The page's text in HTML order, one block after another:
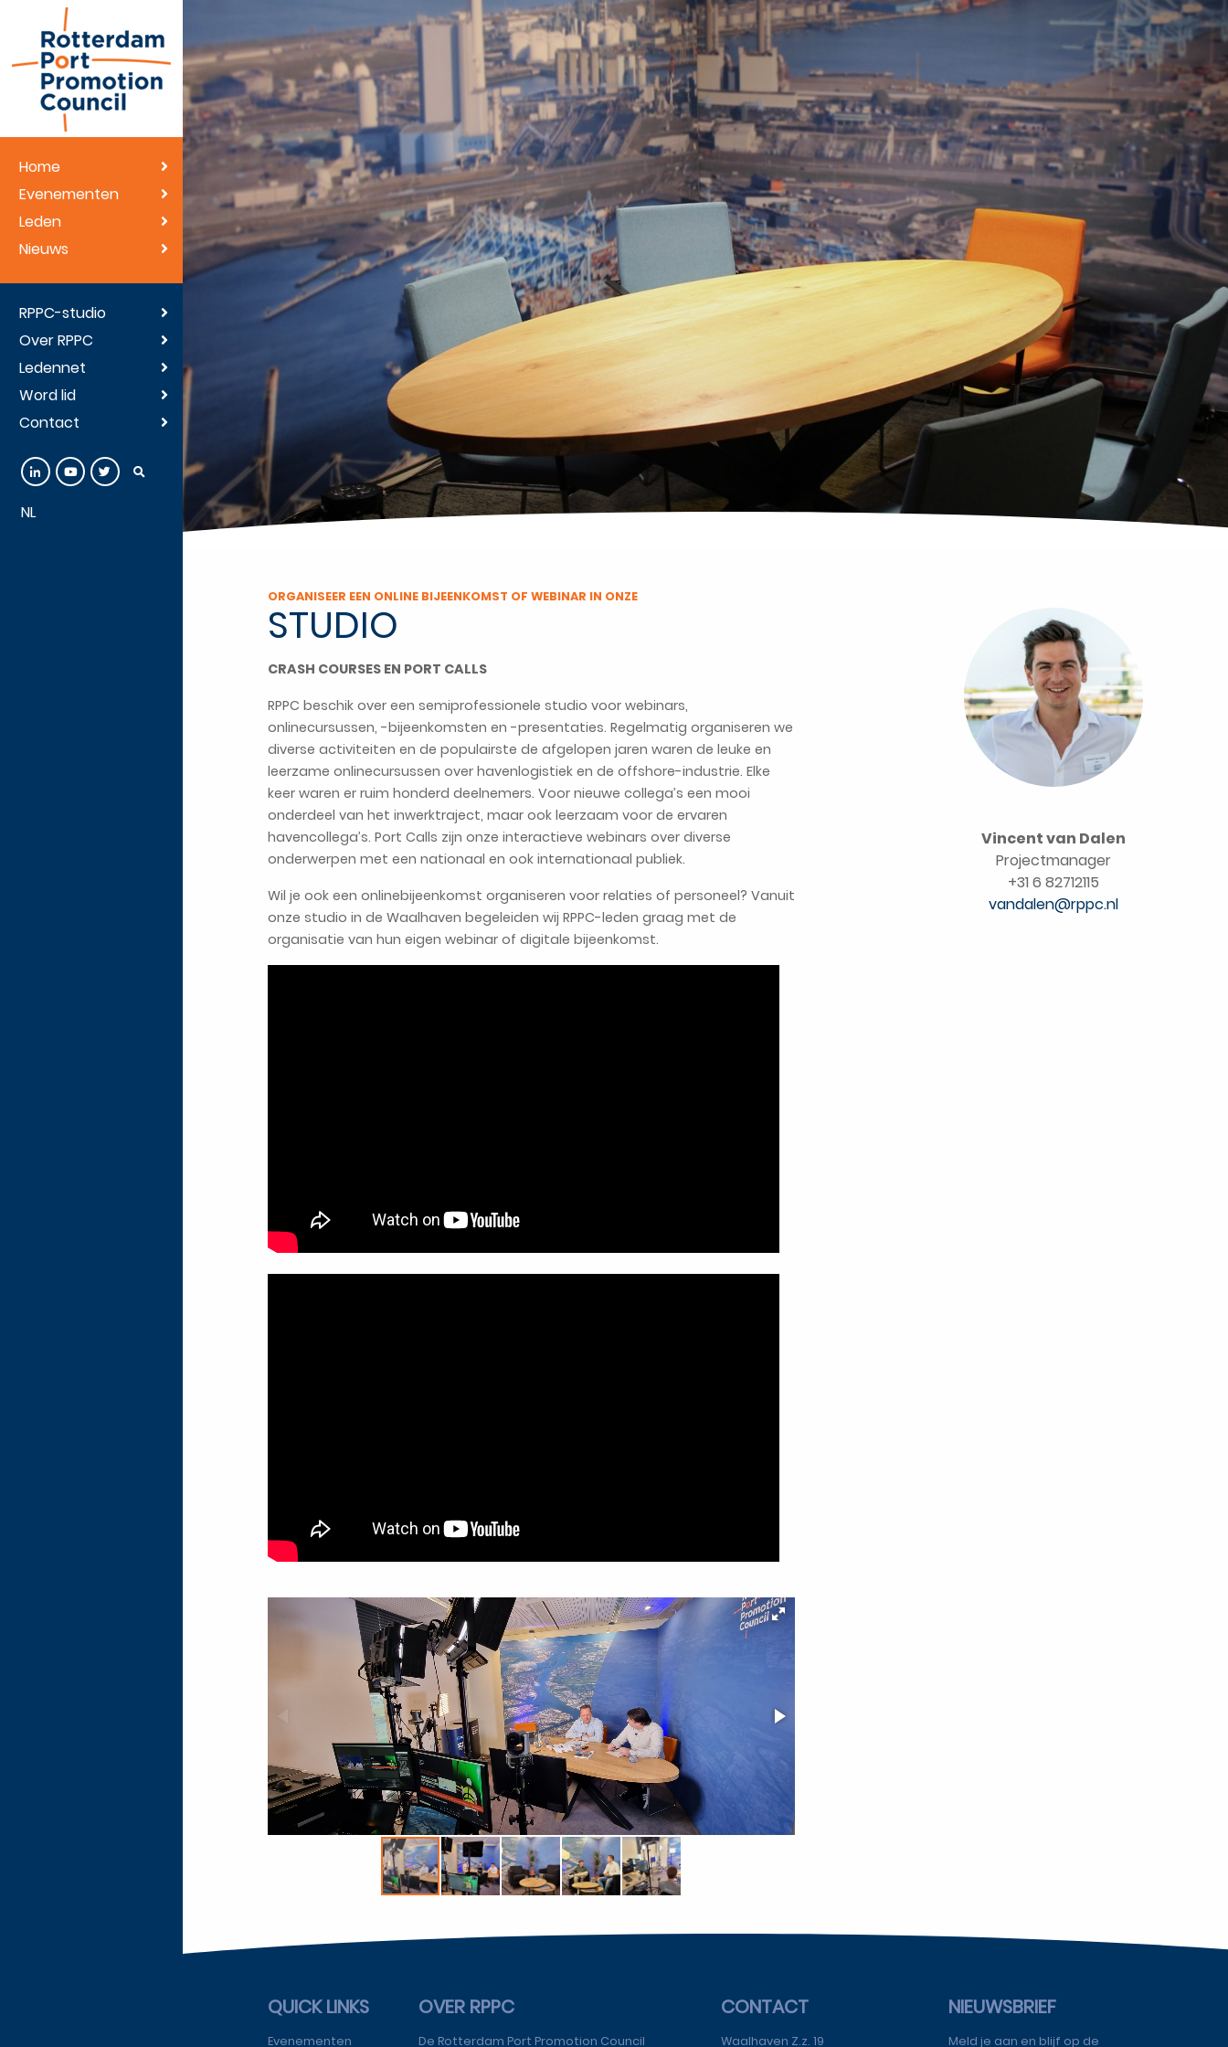
Home
Evenementen
Leden
Nieuws
RPPC-studio
Over RPPC
Ledennet
Word lid
Contact
NL
ORGANISEER EEN ONLINE BIJEENKOMST OF WEBINAR IN ONZE
STUDIO
CRASH COURSES EN PORT CALLS
RPPC beschik over een semiprofessionele studio voor webinars,
onlinecursussen, -bijeenkomsten en -presentaties. Regelmatig organiseren we
diverse activiteiten en de populairste de afgelopen jaren waren de leuke en
leerzame onlinecursussen over havenlogistiek en de offshore-industrie. Elke
keer waren er ruim honderd deelnemers. Voor nieuwe collega’s een mooi
onderdeel van het inwerktraject, maar ook leerzaam voor de ervaren
havencollega’s. Port Calls zijn onze interactieve webinars over diverse
onderwerpen met een nationaal en ook internationaal publiek.
Wil je ook een onlinebijeenkomst organiseren voor relaties of personeel? Vanuit
onze studio in de Waalhaven begeleiden wij RPPC-leden graag met de
organisatie van hun eigen webinar of digitale bijeenkomst.
Vincent van Dalen
Projectmanager
+31 6 82712115
vandalen@rppc.nl
QUICK LINKS
Evenementen
OVER RPPC
De Rotterdam Port Promotion Council
CONTACT
Waalhaven Z.z. 19
NIEUWSBRIEF
Meld je aan en blijf op de